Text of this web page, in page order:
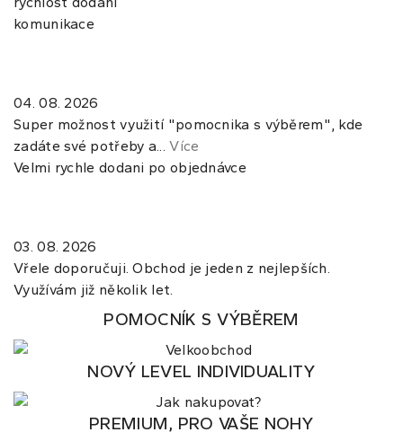
komunikace
04. 08. 2026
Super možnost využití "pomocnika s výběrem", kde
zadáte své potřeby a...Více
Velmi rychle dodani po objednávce
03. 08. 2026
Vřele doporučuji. Obchod je jeden z nejlepších.
Využívám již několik let.
POMOCNÍK S VÝBĚREM
NOVÝ LEVEL INDIVIDUALITY
PREMIUM, PRO VAŠE NOHY